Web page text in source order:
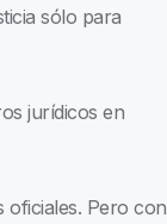
sólo para
jurídicos en
oficiales. Pero con